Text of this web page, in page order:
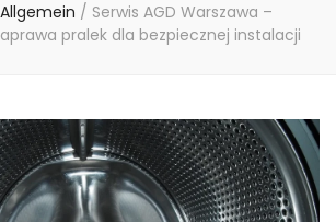
Allgemein / Serwis AGD Warszawa –
pralek dla bezpiecznej instalacji